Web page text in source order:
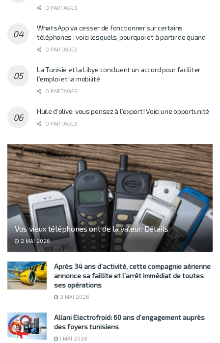
0 PARTAGES
WhatsApp va cesser de fonctionner sur certains
téléphones : voici lesquels, pourquoi et à partir de quand
0 PARTAGES
La Tunisie et la Libye concluent un accord pour faciliter
l’emploi et la mobilité
0 PARTAGES
Huile d’olive: vous pensez à l’export! Voici une opportunité
0 PARTAGES
Vos vieux téléphones ont de la valeur. Détails
2 MAI 2026
Après 34 ans d’activité, cette compagnie aérienne
annonce sa faillite et l’arrêt immédiat de toutes
ses opérations
2 MAI 2026
Allani Electrofroid: 60 ans d’engagement auprès
des foyers tunisiens
1 MAI 2026